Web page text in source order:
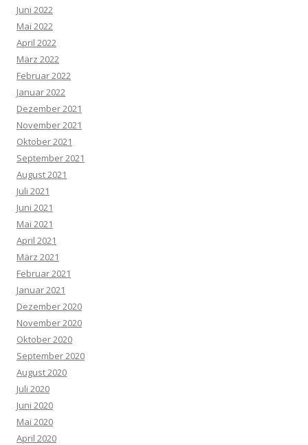
Juni 2022
Mai 2022
April 2022
März 2022
Februar 2022
Januar 2022
Dezember 2021
November 2021
Oktober 2021
September 2021
August 2021
Juli 2021
Juni 2021
Mai 2021
April 2021
März 2021
Februar 2021
Januar 2021
Dezember 2020
November 2020
Oktober 2020
September 2020
August 2020
Juli 2020
Juni 2020
Mai 2020
April 2020